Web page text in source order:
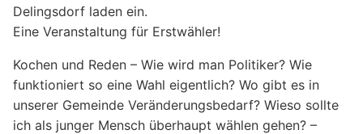
Delingsdorf laden ein.
Eine Veranstaltung für Erstwähler!
Kochen und Reden – Wie wird man Politiker? Wie
funktioniert so eine Wahl eigentlich? Wo gibt es in
unserer Gemeinde Veränderungsbedarf? Wieso sollte
ich als junger Mensch überhaupt wählen gehen? –